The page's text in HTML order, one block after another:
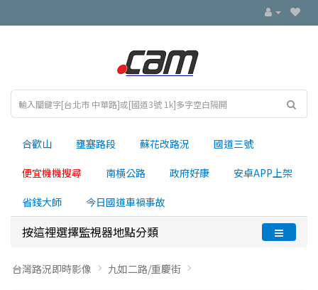
合歡山 壅塞路段 蘇花改路況 國道三號
便宜機機搜尋 南横公路 政府好康 安卓APP上架
省錢大師 今日國道車禍事故
按這裡選擇監視器地點分類
台灣路況即時影像 九如二路/重慶街